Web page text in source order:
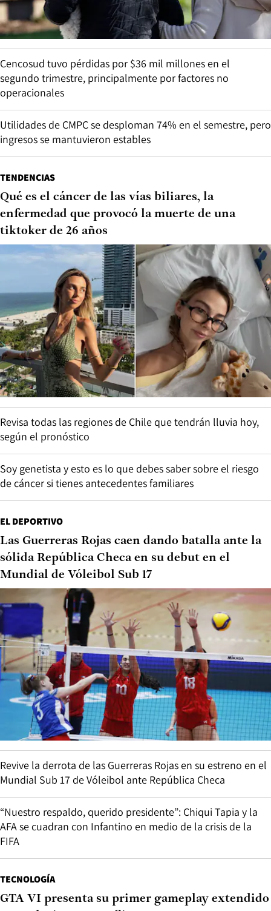
Cencosud tuvo pérdidas por $36 mil millones en el
segundo trimestre, principalmente por factores no
operacionales
Utilidades de CMPC se desploman 74% en el semestre, pero
ingresos se mantuvieron estables
TENDENCIAS
Qué es el cáncer de las vías biliares, la
enfermedad que provocó la muerte de una
tiktoker de 26 años
Revisa todas las regiones de Chile que tendrán lluvia hoy,
según el pronóstico
Soy genetista y esto es lo que debes saber sobre el riesgo
de cáncer si tienes antecedentes familiares
EL DEPORTIVO
Las Guerreras Rojas caen dando batalla ante la
sólida República Checa en su debut en el
Mundial de Vóleibol Sub 17
Revive la derrota de las Guerreras Rojas en su estreno en el
Mundial Sub 17 de Vóleibol ante República Checa
“Nuestro respaldo, querido presidente”: Chiqui Tapia y la
AFA se cuadran con Infantino en medio de la crisis de la
FIFA
TECNOLOGÍA
GTA VI presenta su primer gameplay extendido